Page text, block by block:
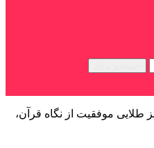
طلایی موفقیت از نگاه قرآن،